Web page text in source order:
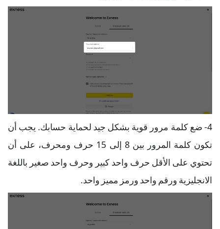
4- ضع كلمة مرور قوية بشكل جيد لحماية حسابك. يجب أن
تكون كلمة المرور بين 8 إلى 15 حرف ومحرف، على أن
تحتوي على الأقل حرف واحد كبير وحرف واحد صغير باللغة
الانجليزية ورقم واحد ورمز مميز واحد.